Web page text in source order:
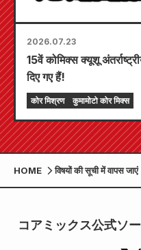
2026.07.23
15वें कोमिक्स क्यूशू
दिए गए हैं!
कोर मिश्रण कुमामोटो कोर मिक्स
HOME विषयों की सूची में वापस जाएं
コアミックス公式ソ